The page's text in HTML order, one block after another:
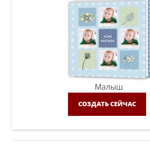
Малыш
СОЗДАТЬ СЕЙЧАС